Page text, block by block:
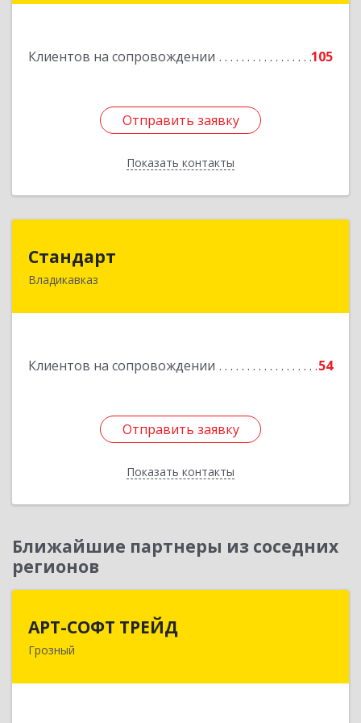
Клиентов на сопровождении 105
Отправить заявку
Показать контакты
Отправить заявку
Назад
Стандарт
Владикавказ
Клиентов на сопровождении 54
Отправить заявку
Показать контакты
362025, Северная Осетия - Алания Респ,
Подробнее
Отправить заявку
Назад
Ближайшие партнеры из соседних
регионов
АРТ-СОФТ ТРЕЙД
Грозный
364013, Чеченская Респ, Грозный г, Полярников